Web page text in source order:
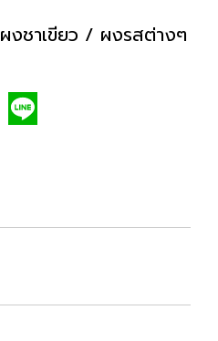
ผงชาเขียว / ผงรสต่างๆ